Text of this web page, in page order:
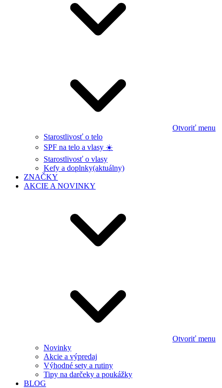
Otvoriť menu
Starostlivosť o telo
SPF na telo a vlasy ☀️
Starostlivosť o vlasy
Kefy a doplnky(aktuálny)
ZNAČKY
AKCIE A NOVINKY
Otvoriť menu
Novinky
Akcie a výpredaj
Výhodné sety a rutiny
Tipy na darčeky a poukážky
BLOG